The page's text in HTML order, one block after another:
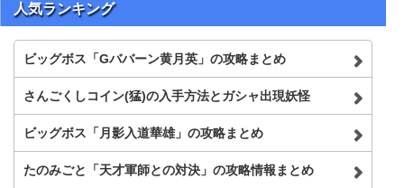
人気ランキング
ビッグボス「Gババーン黄月英」の攻略まとめ
さんごくしコイン(猛)の入手方法とガシャ出現妖怪
ビッグボス「月影入道華雄」の攻略まとめ
たのみごと「天才軍師との対決」の攻略情報まとめ